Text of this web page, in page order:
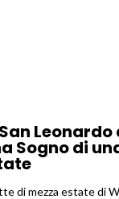
Sogno di
di mezza estate di